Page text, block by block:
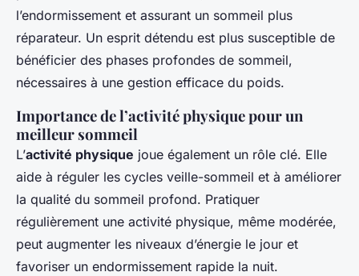
l’endormissement et assurant un sommeil plus
réparateur. Un esprit détendu est plus susceptible de
bénéficier des phases profondes de sommeil,
nécessaires à une gestion efficace du poids.
Importance de l’activité physique pour un
meilleur sommeil
L’activité physique joue également un rôle clé. Elle
aide à réguler les cycles veille-sommeil et à améliorer
la qualité du sommeil profond. Pratiquer
régulièrement une activité physique, même modérée,
peut augmenter les niveaux d’énergie le jour et
favoriser un endormissement rapide la nuit.